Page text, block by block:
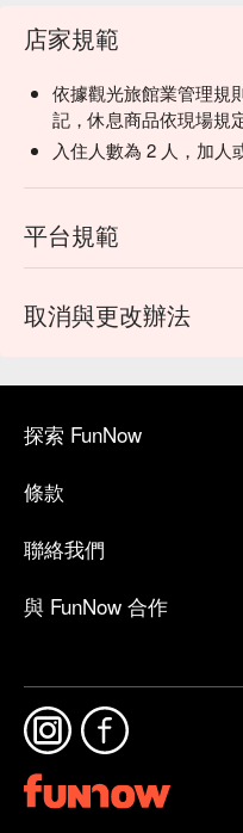
店家規範
依據觀光旅館業管理規
記，休息商品依現場規
入住人數為 2 人，加人
平台規範
取消與更改辦法
探索 FunNow
條款
聯絡我們
與 FunNow 合作